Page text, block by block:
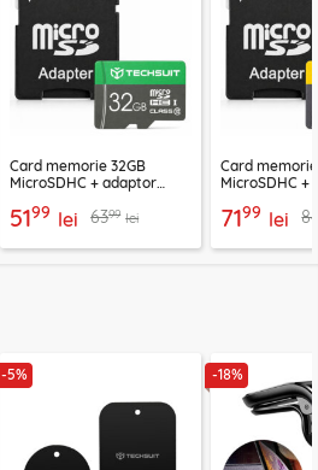
Card memorie 32GB
MicroSDHC + adaptor
5199 lei 6399 lei
Card
MicroSDHC +
7199 lei
-5% -18%